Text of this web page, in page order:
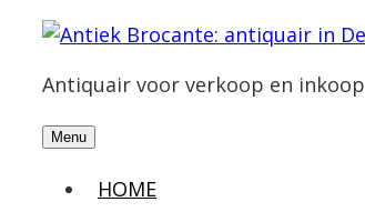
Antiquair voor verkoop en inkoop
Menu
HOME